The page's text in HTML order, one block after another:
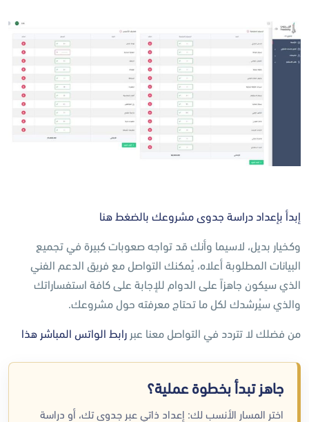
إبدأ بإعداد دراسة جدوى مشروعك بالضغط هنا
وكخيار بديل، لاسيما وأنك قد تواجه صعوبات كبيرة في تجميع
البيانات المطلوبة أعلاه، يُمكنك التواصل مع فريق الدعم الفني
الذي سيكون جاهزاً على الدوام للإجابة على كافة استفساراتك
والذي سيُرشدك لكل ما تحتاج معرفته حول مشروعك.
من فضلك لا تتردد في التواصل معنا عبر رابط الواتس المباشر هذا
جاهز تبدأ بخطوة عملية؟
اختر المسار الأنسب لك: إعداد ذاتي عبر جدوى تك، أو دراسة